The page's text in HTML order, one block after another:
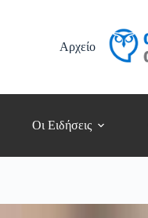
Αρχείο
Οι Ειδήσεις